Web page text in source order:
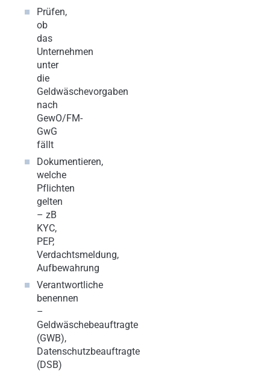
Prüfen,
ob
das
Unternehmen
unter
die
Geldwäschevorgaben
nach
GewO/FM-
GwG
fällt
Dokumentieren,
welche
Pflichten
gelten
– zB
KYC,
PEP,
Verdachtsmeldung,
Aufbewahrung
Verantwortliche
benennen
–
Geldwäschebeauftragte
(GWB),
Datenschutzbeauftragte
(DSB)